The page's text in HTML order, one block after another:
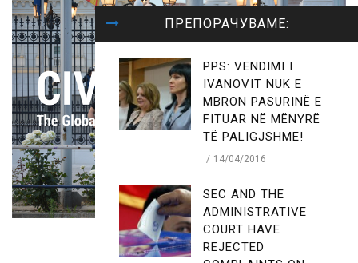
ПРЕПОРАЧУВАМЕ:
PPS: VENDIMI I
IVANOVIT NUK E
MBRON PASURINË E
FITUAR NË MËNYRË
TË PALIGJSHME!
14/04/2016
SEC AND THE
ADMINISTRATIVE
COURT HAVE
REJECTED